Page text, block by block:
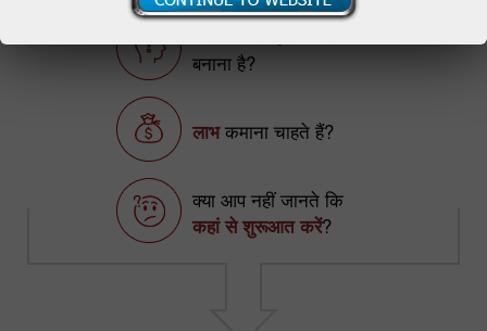
बनाना है?
लाभकमाना चाहते हैं?
क्या आप नहीं जानते कि
कहां से शुरूआत करें?